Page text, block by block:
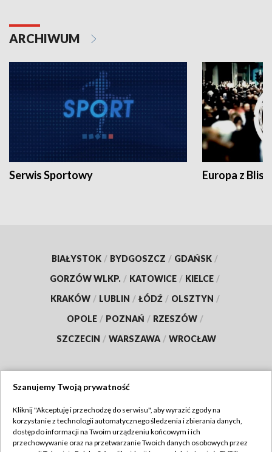
ARCHIWUM
Serwis Sportowy Europa z
BIAŁYSTOK / BYDGOSZCZ / GDAŃSK /
GORZÓW WLKP. / KATOWICE / KIELCE /
KRAKÓW / LUBLIN / ŁÓDŹ / OLSZTYN /
OPOLE / POZNAŃ / RZESZÓW /
SZCZECIN / WARSZAWA / WROCŁAW
TVP
Abonament TVP
Regulamin TVP
Szanujemy Twoją prywatność
Kliknij "Akceptuję i przechodzę do serwisu", aby wyrazić zgody na
korzystanie z technologii automatycznego śledzenia i zbierania danych,
dostęp do informacji na Twoim urządzeniu końcowym i ich
przechowywanie oraz na przetwarzanie Twoich danych osobowych przez